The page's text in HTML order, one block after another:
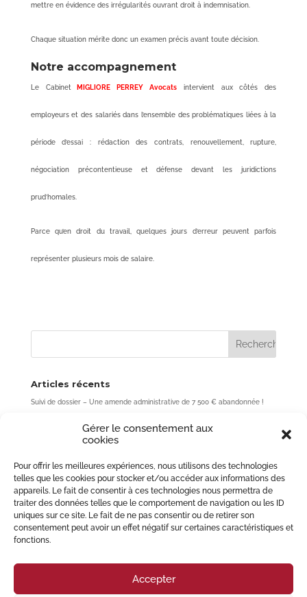
Gérer le consentement aux
cookies
Pour offrir les meilleures expériences, nous utilisons des technologies
telles que les cookies pour stocker et/ou accéder aux informations des
appareils. Le fait de consentir à ces technologies nous permettra de
traiter des données telles que le comportement de navigation ou les ID
uniques sur ce site. Le fait de ne pas consentir ou de retirer son
consentement peut avoir un effet négatif sur certaines caractéristiques et
fonctions.
Accepter
mettre en évidence des irrégularités ouvrant droit à indemnisation.
Chaque situation mérite donc un examen précis avant toute décision.
Notre accompagnement
Le Cabinet MIGLIORE PERREY Avocats intervient aux côtés des
employeurs et des salariés dans l’ensemble des problématiques liées à la
période d’essai : rédaction des contrats, renouvellement, rupture,
négociation précontentieuse et défense devant les juridictions
prud’homales.
Parce qu’en droit du travail, quelques jours d’erreur peuvent parfois
représenter plusieurs mois de salaire.
Articles récents
Suivi de dossier – Une amende administrative de 7 500 € abandonnée !
de cassation, 3ème chambre civile, 7 mai 2026, n° 24-10.637)
Rupture de période d’essai : une erreur de quelques jours peut coûter
Forfait-jours et accord de performance collective : une limite essentielle
au pouvoir de l’employeur
Déclassement du domaine public et bail commercial : le Tribunal
administratif de Strasbourg rappelle l’obligation de désaffectation
préalable